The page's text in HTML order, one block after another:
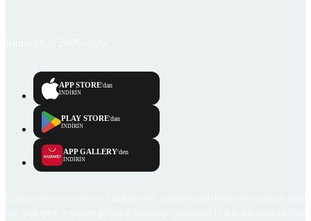
APP STORE'dan
İNDİRİN
PLAY STORE'dan
İNDİRİN
APP GALLERY'den
İNDİRİN